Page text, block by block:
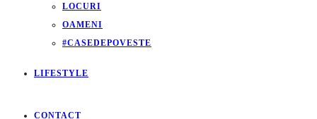
LOCURI
OAMENI
#CASEDEPOVESTE
LIFESTYLE
CONTACT